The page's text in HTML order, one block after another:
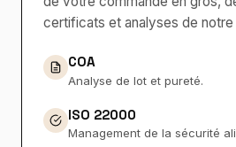
certificats et analyses de notre
COA
Analyse de lot et pureté.
ISO 22000
Management de la sécurité